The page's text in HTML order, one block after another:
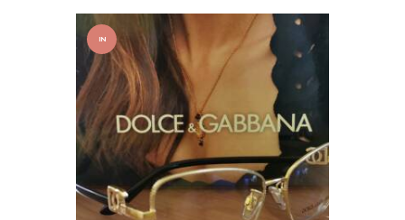
IN
OFFER
TA!